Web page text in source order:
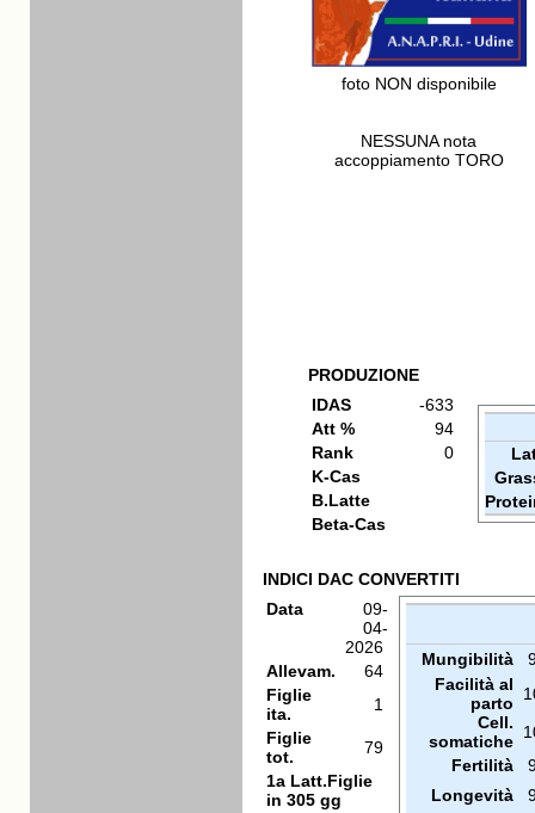
foto NON disponibile
NESSUNA nota
accoppiamento TORO
PRODUZIONE
IDAS
-633
Att %
94
Rank
0
K-Cas
B.Latte
Beta-Cas
INDICI DAC CONVERTITI
Data
09-
04-
2026
Allevam.
64
Figlie
ita.
1
Figlie
tot.
79
1a Latt.Figlie
in 305 gg
Mungibilità
Facilità al
parto
Cell.
somatiche
Fertilità
Longevità